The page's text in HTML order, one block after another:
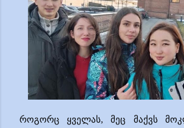
როგორც ყველას, მეც მაქვს